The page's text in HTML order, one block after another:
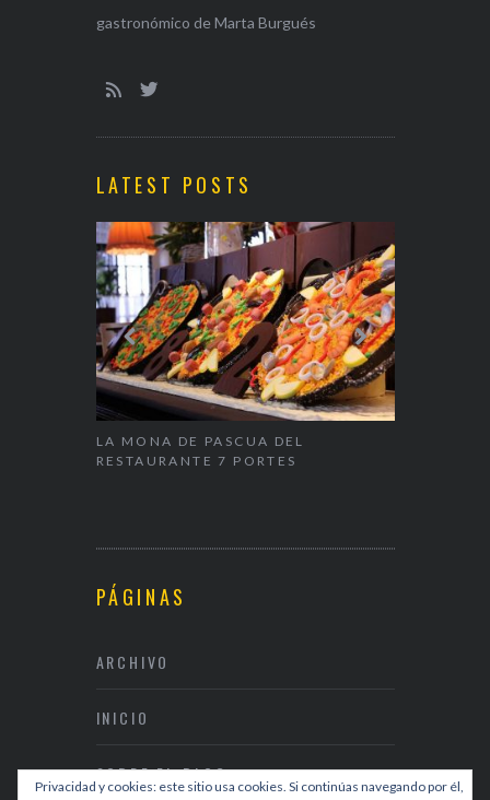
gastronómico de Marta Burgués
LATEST POSTS
LA MONA DE PASCUA DEL
RESTAURANTE 7 PORTES
PÁGINAS
ARCHIVO
INICIO
SOBRE EL BLOG
Privacidad y cookies: este sitio usa cookies. Si continúas navegando por él,